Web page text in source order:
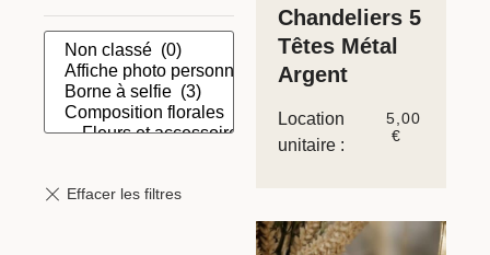
Chandeliers 5
Têtes Métal
Argent
Location
unitaire :
5,00
€